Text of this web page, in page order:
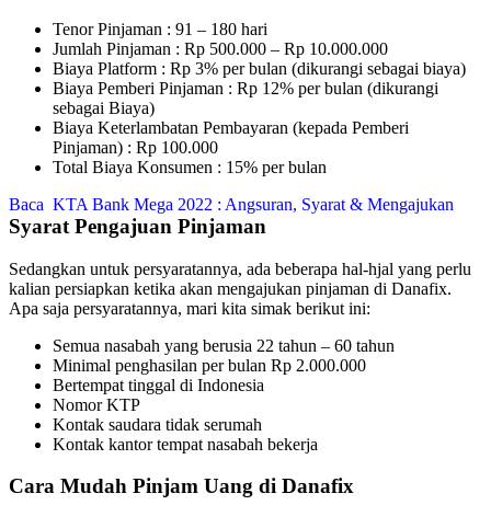
Tenor Pinjaman : 91 – 180 hari
Jumlah Pinjaman : Rp 500.000 – Rp 10.000.000
Biaya Platform : Rp 3% per bulan (dikurangi sebagai biaya)
Biaya Pemberi Pinjaman : Rp 12% per bulan (dikurangi
sebagai Biaya)
Biaya Keterlambatan Pembayaran (kepada Pemberi
Pinjaman) : Rp 100.000
Total Biaya Konsumen : 15% per bulan
Baca KTA Bank Mega 2022 : Angsuran, Syarat & Mengajukan
Syarat Pengajuan Pinjaman
Sedangkan untuk persyaratannya, ada beberapa hal-hjal yang perlu
kalian persiapkan ketika akan mengajukan pinjaman di Danafix.
Apa saja persyaratannya, mari kita simak berikut ini:
Semua nasabah yang berusia 22 tahun – 60 tahun
Minimal penghasilan per bulan Rp 2.000.000
Bertempat tinggal di Indonesia
Nomor KTP
Kontak saudara tidak serumah
Kontak kantor tempat nasabah bekerja
Cara Mudah Pinjam Uang di Danafix